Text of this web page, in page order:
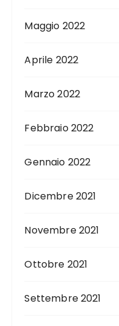
Maggio 2022
Aprile 2022
Marzo 2022
Febbraio 2022
Gennaio 2022
Dicembre 2021
Novembre 2021
Ottobre 2021
Settembre 2021